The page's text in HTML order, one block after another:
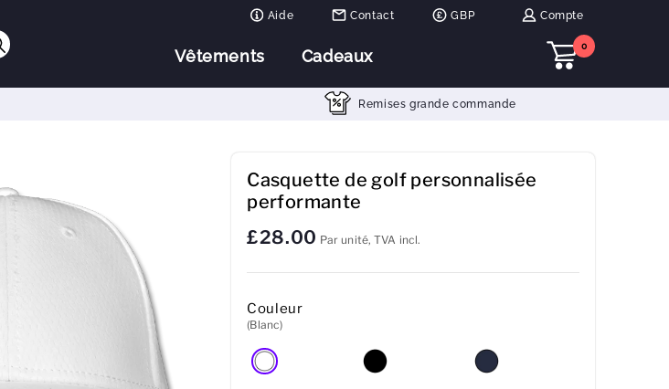
Aide Contact GBP Compte
Vêtements Cadeaux
0
Remises grande commande
Casquette de golf personnalisée
performante
£28.00 Par unité, TVA incl.
Couleur
(Blanc)